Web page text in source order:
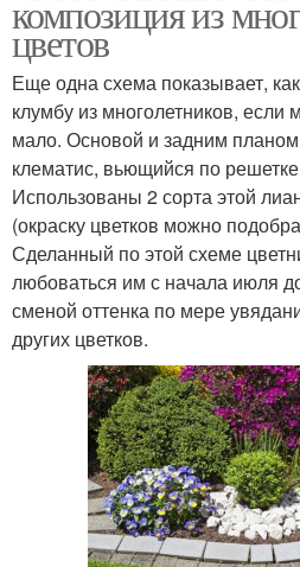
композиция из
цветов
Еще одна схема показывает,
клумбу из многолетников, если
мало. Основой и задним
клематис, вьющийся по
Использованы 2 сорта этой
(окраску цветков можно
Сделанный по этой схеме
любоваться им с начала июля
сменой оттенка по мере
других цветков.